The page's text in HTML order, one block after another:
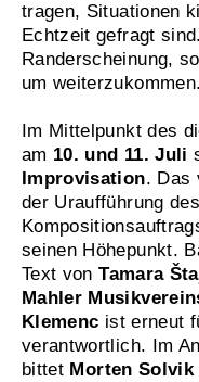
tragen, Situationen
Echtzeit gefragt
Randerscheinung,
um weiterzukommen.
Im Mittelpunkt des
am 10. und 11. Juli
Improvisation. Das
der Uraufführung
seinen Höhepunkt.
Text vonTamara
Mahler
Klemenc ist erneut
verantwortlich. Im
bittet Morten Solvik